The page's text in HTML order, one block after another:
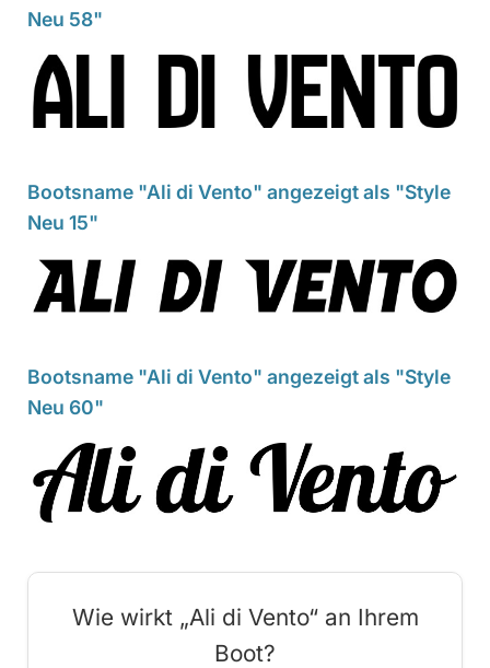
Neu 58"
Bootsname "Ali di Vento" angezeigt als "Style
Neu 15"
Bootsname "Ali di Vento" angezeigt als "Style
Neu 60"
Wie wirkt „Ali di Vento“ an Ihrem
Boot?